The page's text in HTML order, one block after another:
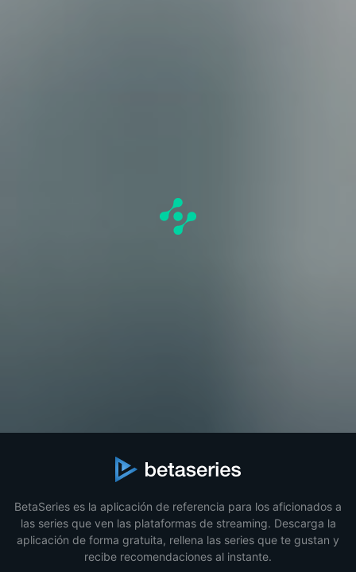
BetaSeries es la aplicación de referencia para los aficionados a
las series que ven las plataformas de streaming. Descarga la
aplicación de forma gratuita, rellena las series que te gustan y
recibe recomendaciones al instante.